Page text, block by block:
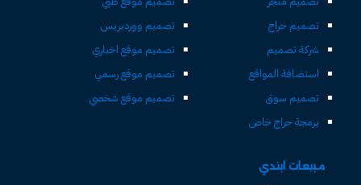
تصميم حراج
شركة تصميم
استضافة المواقع
تصميم سوق
برمجة حراج خاص
تصميم ووردبريس
تصميم موقع اخباري
تصميم موقع رسمي
تصميم موقع شخصي
مبيعات ابتدي